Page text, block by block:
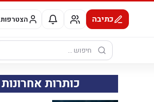
כתיבה הצטרפות
חיפוש:
כותרות אחרונות